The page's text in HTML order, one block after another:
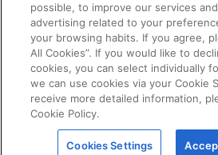
Dichiarazione di non
Informativa sulla
Termini e condizioni di
Dichiarazione di
© Fernox è un’azienda di Element Solutions
possible, to improve our services
advertising related to your
your browsing habits. If you agree,
All Cookies”. If you would like to
cookies, you can select individually
we can use cookies via your Cookie
receive more detailed information,
Cookie Policy.
Cookies Settings